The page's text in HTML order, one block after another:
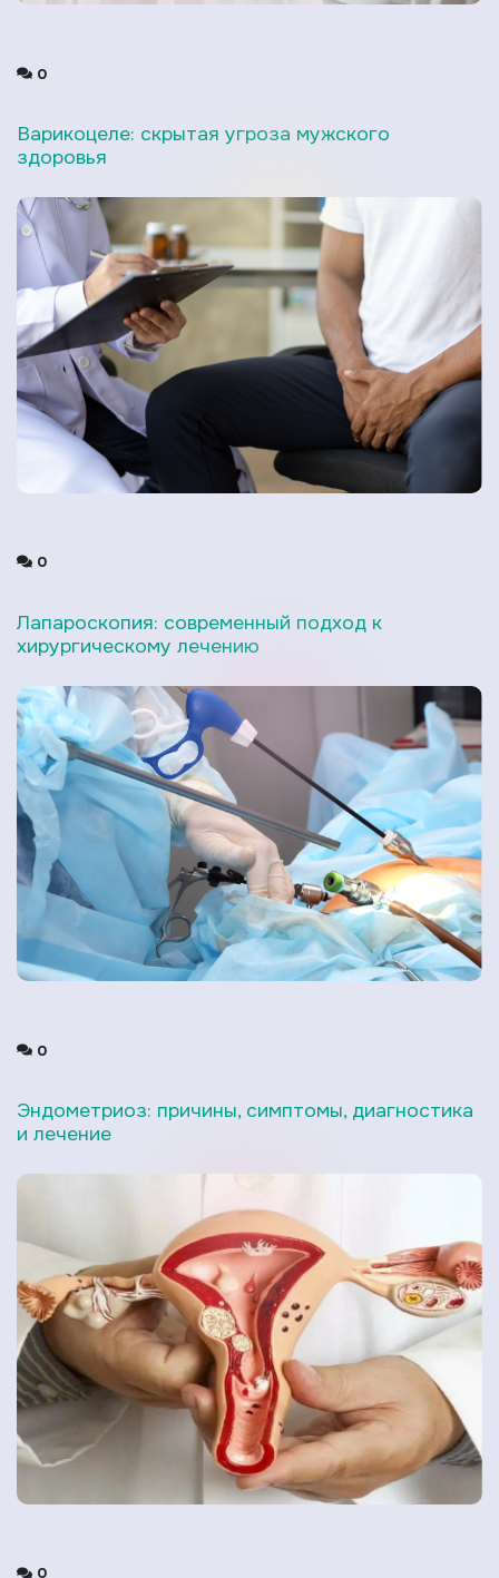
0
Варикоцеле: скрытая угроза мужского
здоровья
0
Лапароскопия: современный подход к
хирургическому лечению
0
Эндометриоз: причины, симптомы, диагностика
и лечение
0